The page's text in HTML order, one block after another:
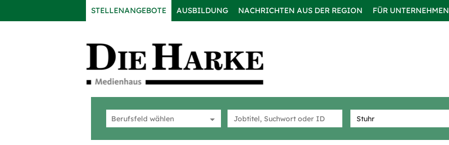
STELLENANGEBOTE AUSBILDUNG NACHRICHTEN AUS DER REGION FÜR UNTERNEHMEN